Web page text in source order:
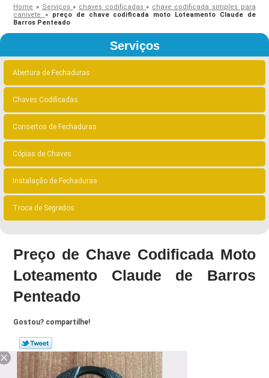
Home » Serviços» chaves codificadas» chave codificada simples para
canivete» preço de chave codificada moto Loteamento Claude de
Barros Penteado
Serviços
Abertura de Fechaduras
Chaves Codificadas
Consertos de Fechaduras
Cópias de Chaves
Instalação de Fechaduras
Troca de Segredos
Preço de Chave Codificada Moto
Loteamento Claude de Barros
Penteado
Gostou? compartilhe!